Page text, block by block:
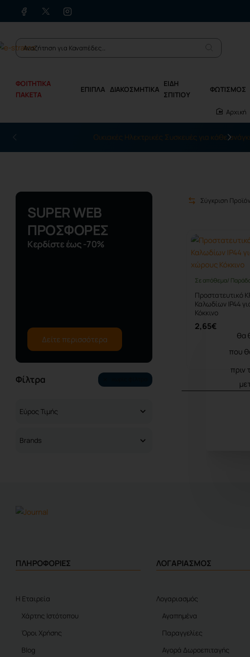
θα
που
πριν
ΦΟΙΤΗΤΙΚΑ
ΠΑΚΕΤΑ
ΕΠΙΠΛΑ ΔΙΑΚΟΣΜΗΤΙΚΑ
ΕΙΔΗ
ΣΠΙΤΙΟΥ
ΦΩΤΙΣΜΟΣ
Οικιακές Ηλεκτρικές Συσκευές για κάθε ανάγκη
SUPER WEB
ΠΡΟΣΦΟΡΕΣ
Κερδίστε έως -70%
Δείτε περισσότερα
Φίλτρα
Eύρος Τιμής
Brands
Σύγκριση
Σε απόθεμα/
Προστατευτικό
Καλωδίων IP44
Κόκκινο
2,65€
ΠΛΗΡΟΦΟΡΙΕΣ
Η Εταιρεία
Χάρτης Ιστότοπου
Όροι Χρήσης
Blog
ΛΟΓΑΡΙΑΣΜΟΣ
Λογαριασμός
Αγαπημένα
Παραγγελίες
Αγορά Δωροεπιταγής